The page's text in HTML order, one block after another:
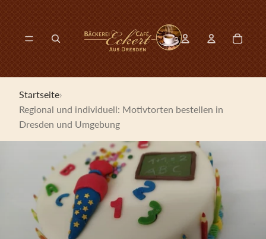
Modal suchen öffnen
Konto-Drop-
Startseite›
Regional und individuell: Motivtorten bestellen in
Dresden und Umgebung